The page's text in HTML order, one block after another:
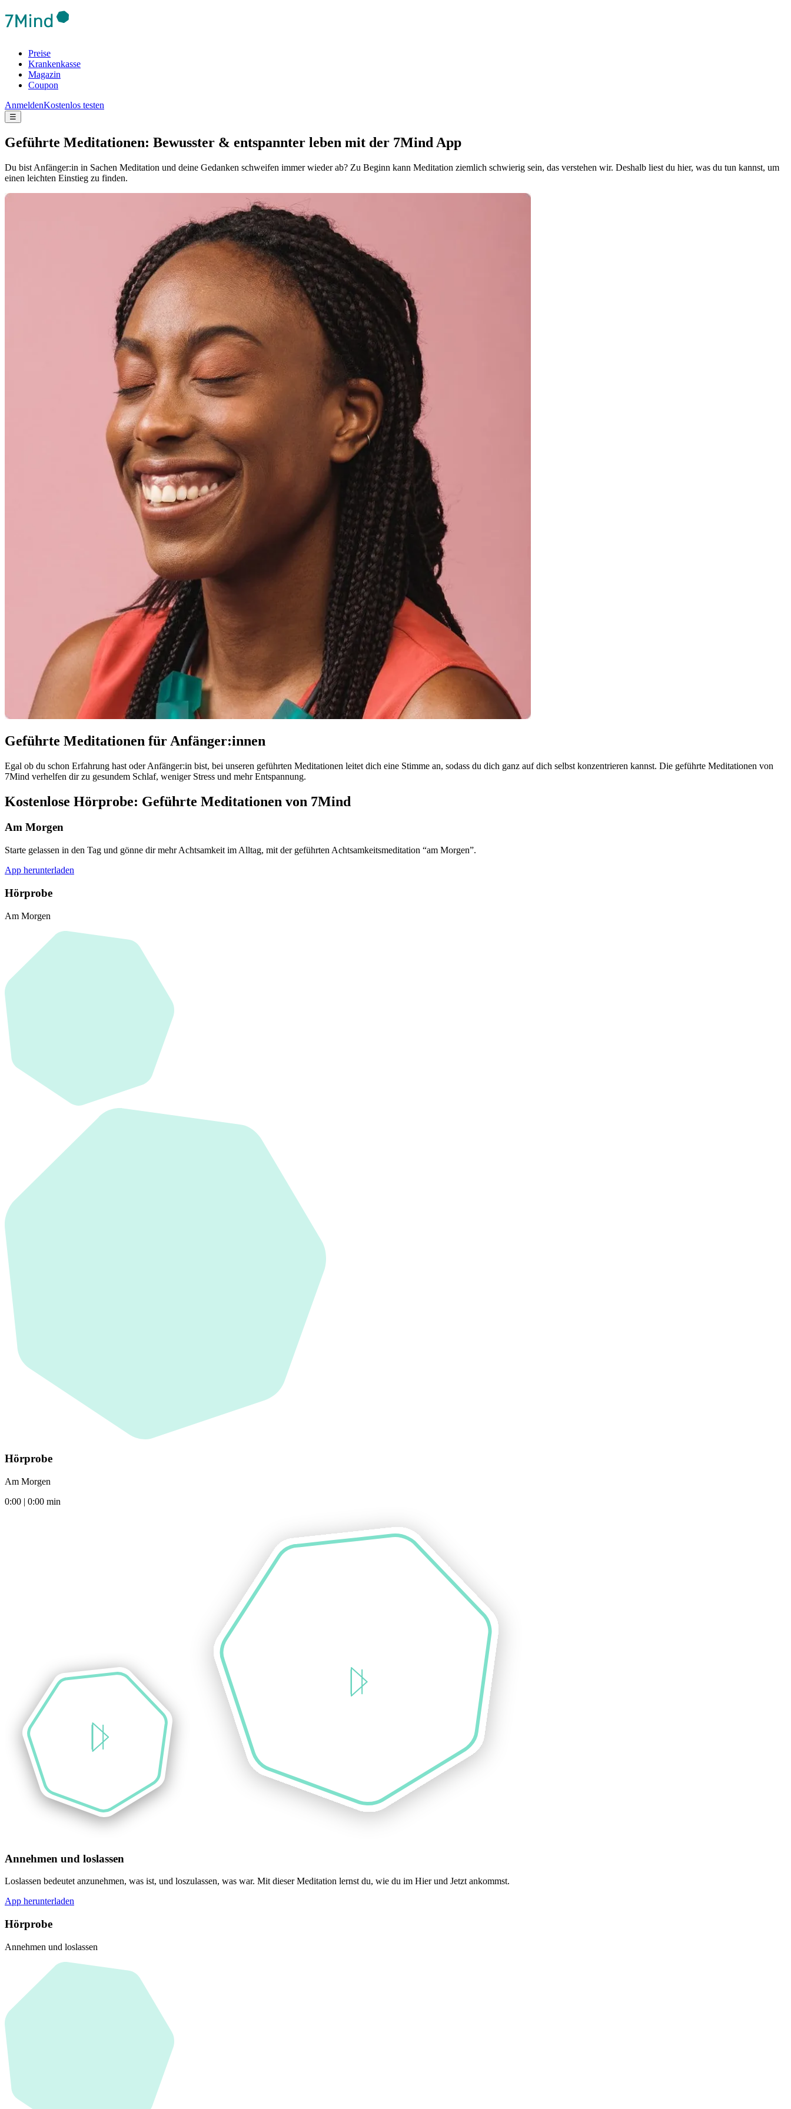
Preise
Krankenkasse
Magazin
Coupon
AnmeldenKostenlos testen
☰
Geführte Meditationen: Bewusster & entspannter leben mit der 7Mind App
Du bist Anfänger:in in Sachen Meditation und deine Gedanken schweifen immer wieder ab? Zu Beginn kann Meditation ziemlich schwierig sein, das verstehen wir. Deshalb liest du hier, was du tun kannst, um
einen leichten Einstieg zu finden.
Geführte Meditationen für Anfänger:innen
Egal ob du schon Erfahrung hast oder Anfänger:in bist, bei unseren geführten Meditationen leitet dich eine Stimme an, sodass du dich ganz auf dich selbst konzentrieren kannst. Die geführte Meditationen von
7Mind verhelfen dir zu gesundem Schlaf, weniger Stress und mehr Entspannung.
Kostenlose Hörprobe: Geführte Meditationen von 7Mind
Am Morgen
Starte gelassen in den Tag und gönne dir mehr Achtsamkeit im Alltag, mit der geführten Achtsamkeitsmeditation “am Morgen”.
App herunterladen
Hörprobe
Am Morgen
Hörprobe
Am Morgen
0:00 | 0:00 min
Annehmen und loslassen
Loslassen bedeutet anzunehmen, was ist, und loszulassen, was war. Mit dieser Meditation lernst du, wie du im Hier und Jetzt ankommst.
App herunterladen
Hörprobe
Annehmen und loslassen